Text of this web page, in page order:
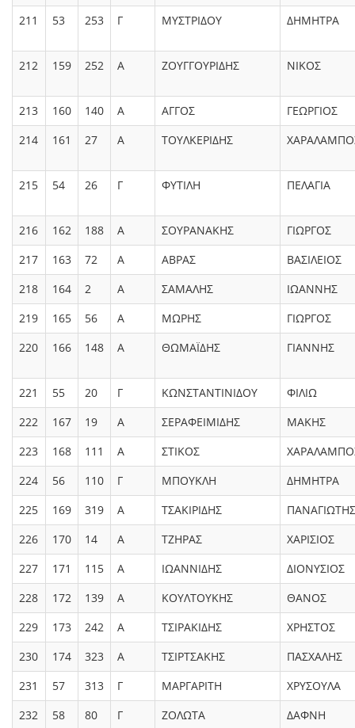
211
53 253 Γ ΜΥΣΤΡΙΔΟΥ ΔΗΜΗΤΡΑ
212 159 252 Α ΖΟΥΓΓΟΥΡΙΔΗΣ ΝΙΚΟΣ
213 160 140 Α ΑΓΓΟΣ
ΓΕΩΡΓΙΟΣ
214
161 27 Α ΤΟΥΛΚΕΡΙΔΗΣ
215 54 26 Γ ΦΥΤΙΛΗ ΠΕΛΑΓΙΑ
216 162 188 Α ΣΟΥΡΑΝΑΚΗΣ
ΓΙΩΡΓΟΣ
217
163 72 Α ΑΒΡΑΣ
ΒΑΣΙΛΕΙΟΣ
218
164 2 Α ΣΑΜΑΛΗΣ
ΙΩΑΝΝΗΣ
219
165 56 Α ΜΩΡΗΣ
ΓΙΩΡΓΟΣ
220
166 148 Α ΘΩΜΑΪΔΗΣ ΓΙΑΝΝΗΣ
221 55 20 Γ ΚΩΝΣΤΑΝΤΙΝΙΔΟΥ
ΦΙΛΙΩ
222
167 19 Α ΣΕΡΑΦΕΙΜΙΔΗΣ
ΜΑΚΗΣ
223
168 111 Α ΣΤΙΚΟΣ
224
56 110 Γ ΜΠΟΥΚΛΗ
ΔΗΜΗΤΡΑ
225
169 319 Α ΤΣΑΚΙΡΙΔΗΣ
ΠΑΝΑΓΙΩΤΗΣ
226
170 14 Α ΤΖΗΡΑΣ
ΧΑΡΙΣΙΟΣ
227
171 115 Α ΙΩΑΝΝΙΔΗΣ
ΔΙΟΝΥΣΙΟΣ
228
172 139 Α ΚΟΥΛΤΟΥΚΗΣ
ΘΑΝΟΣ
229
173 242 Α ΤΣΙΡΑΚΙΔΗΣ
ΧΡΗΣΤΟΣ
230
174 323 Α ΤΣΙΡΤΣΑΚΗΣ
ΠΑΣΧΑΛΗΣ
231
57 313 Γ ΜΑΡΓΑΡΙΤΗ
ΧΡΥΣΟΥΛΑ
232
58 80 Γ ΖΟΛΩΤΑ ΔΑΦΝΗ